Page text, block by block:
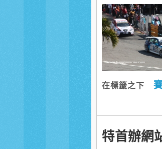
在標籤之下
特首辦網